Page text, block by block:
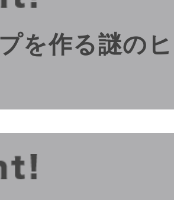
を作る謎の